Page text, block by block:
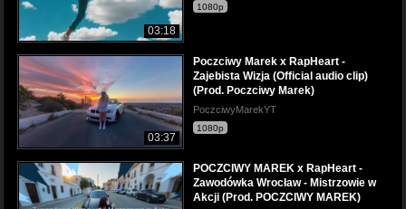
03:18
1080p
03:37
Poczciwy Marek x RapHeart -
Zajebista Wizja (Official audio clip)
(Prod. Poczciwy Marek)
PoczciwyMarekYT
1080p
POCZCIWY MAREK x RapHeart -
Zawodówka Wrocław - Mistrzowie w
Akcji (Prod. POCZCIWY MAREK)